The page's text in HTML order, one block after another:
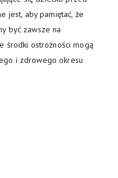
jest, aby pamiętać, że
być zawsze na
środki ostrożności mogą
i zdrowego okresu